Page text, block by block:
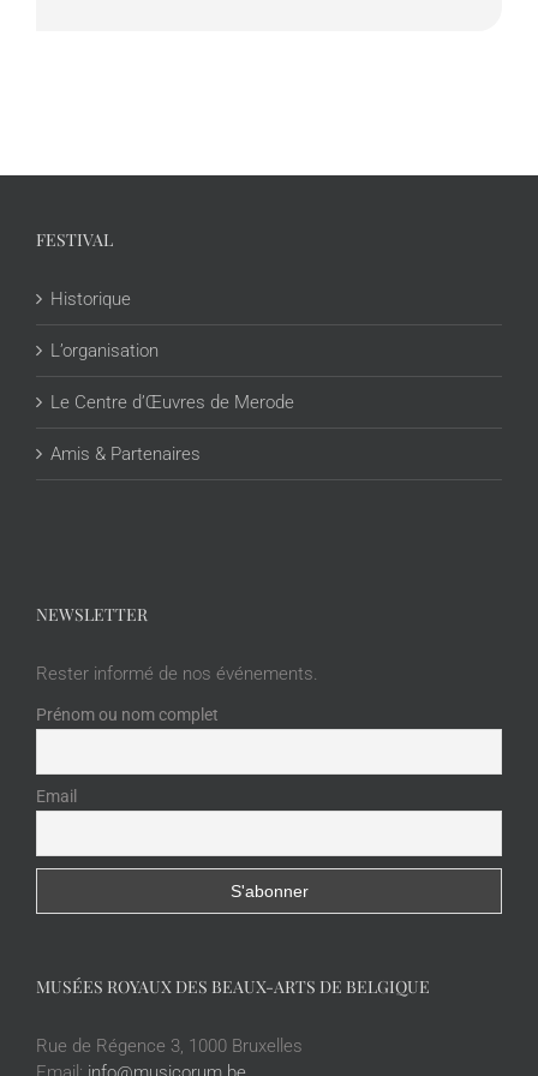
FESTIVAL
Historique
L’organisation
Le Centre d’Œuvres de Merode
Amis & Partenaires
NEWSLETTER
Rester informé de nos événements.
Prénom ou nom complet
Email
MUSÉES ROYAUX DES BEAUX-ARTS DE BELGIQUE
Rue de Régence 3, 1000 Bruxelles